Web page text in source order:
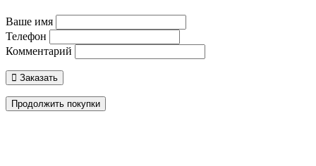
Ваше имя
Телефон
Комментарий
Заказать
Продолжить покупки